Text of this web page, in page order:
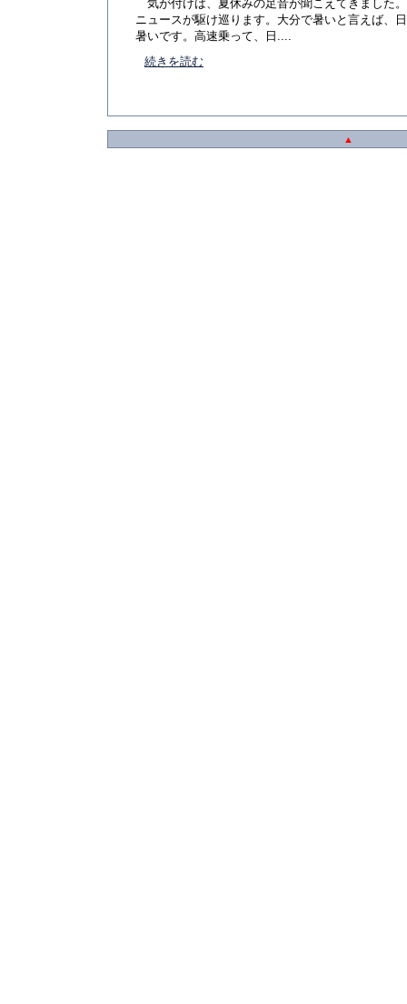
気が付けば、夏休みの足音が聞こえてきました
ニュースが駆け巡ります。大分で暑いと言えば、
暑いです。高速乗って、日....
続きを読む
▲